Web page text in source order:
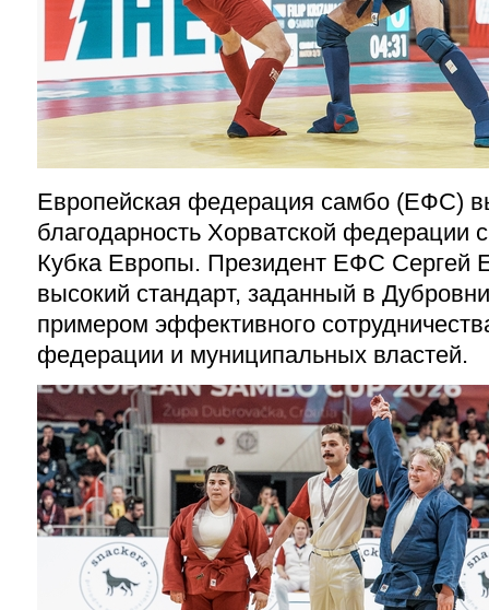
Европейская федерация самбо (ЕФС)
благодарность Хорватской федерации
Кубка Европы. Президент ЕФС Сергей
высокий стандарт, заданный в
примером эффективного
федерации и муниципальных властей.